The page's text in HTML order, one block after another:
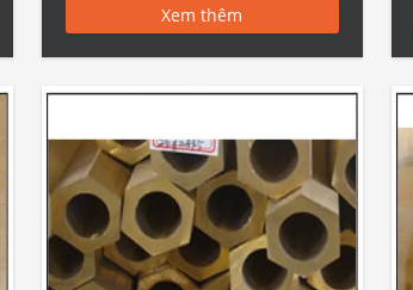
nghiệp, Xây dựng, Nội thất Ống Đồng
Xám – Ống đồng ống hình lục giác Vật
chất C10100, […]
Xem thêm